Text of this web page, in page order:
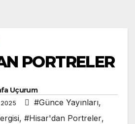
PORTRELER
Uçurum
2025 #Günce Yayınları,
, #Hisar'dan Portreler,